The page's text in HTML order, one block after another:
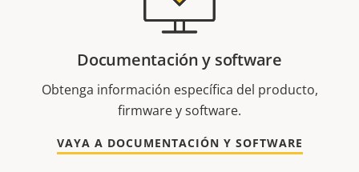
Documentación y software
Obtenga información específica del producto,
firmware y software.
VAYA A DOCUMENTACIÓN Y SOFTWARE